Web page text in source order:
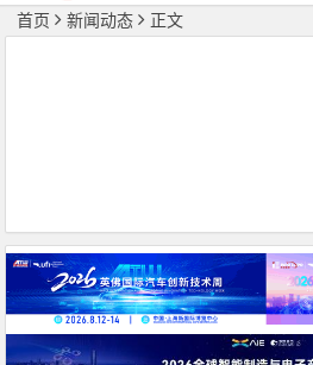
首页 新闻动态 正文